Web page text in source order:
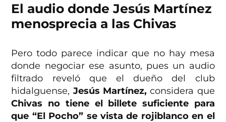
El audio donde Jesús Martínez
menosprecia a las Chivas
Pero todo parece indicar que no hay mesa
donde negociar ese asunto, pues un audio
filtrado reveló que el dueño del club
hidalguense, Jesús Martínez,considera que
Chivas no tiene el billete suficiente para
que “El Pocho” se vista de rojiblanco en el